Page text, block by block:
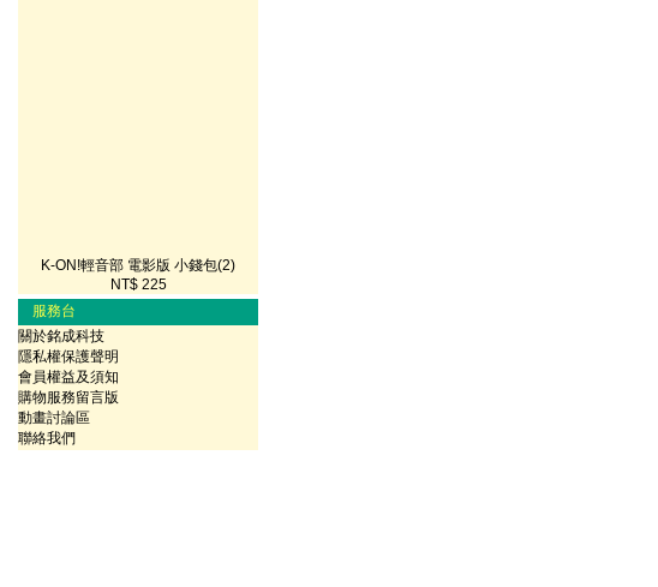
K-ON!輕音部 電影版 小錢包(2)
NT$ 225
服務台
關於銘成科技
隱私權保護聲明
會員權益及須知
購物服務留言版
動畫討論區
聯絡我們